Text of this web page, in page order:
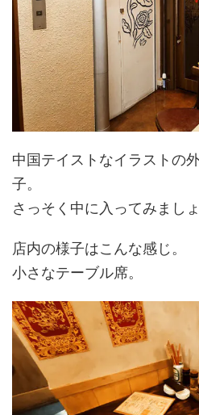
中国テイストなイラストの
子。
さっそく中に入ってみましょ
店内の様子はこんな感じ。
小さなテーブル席。